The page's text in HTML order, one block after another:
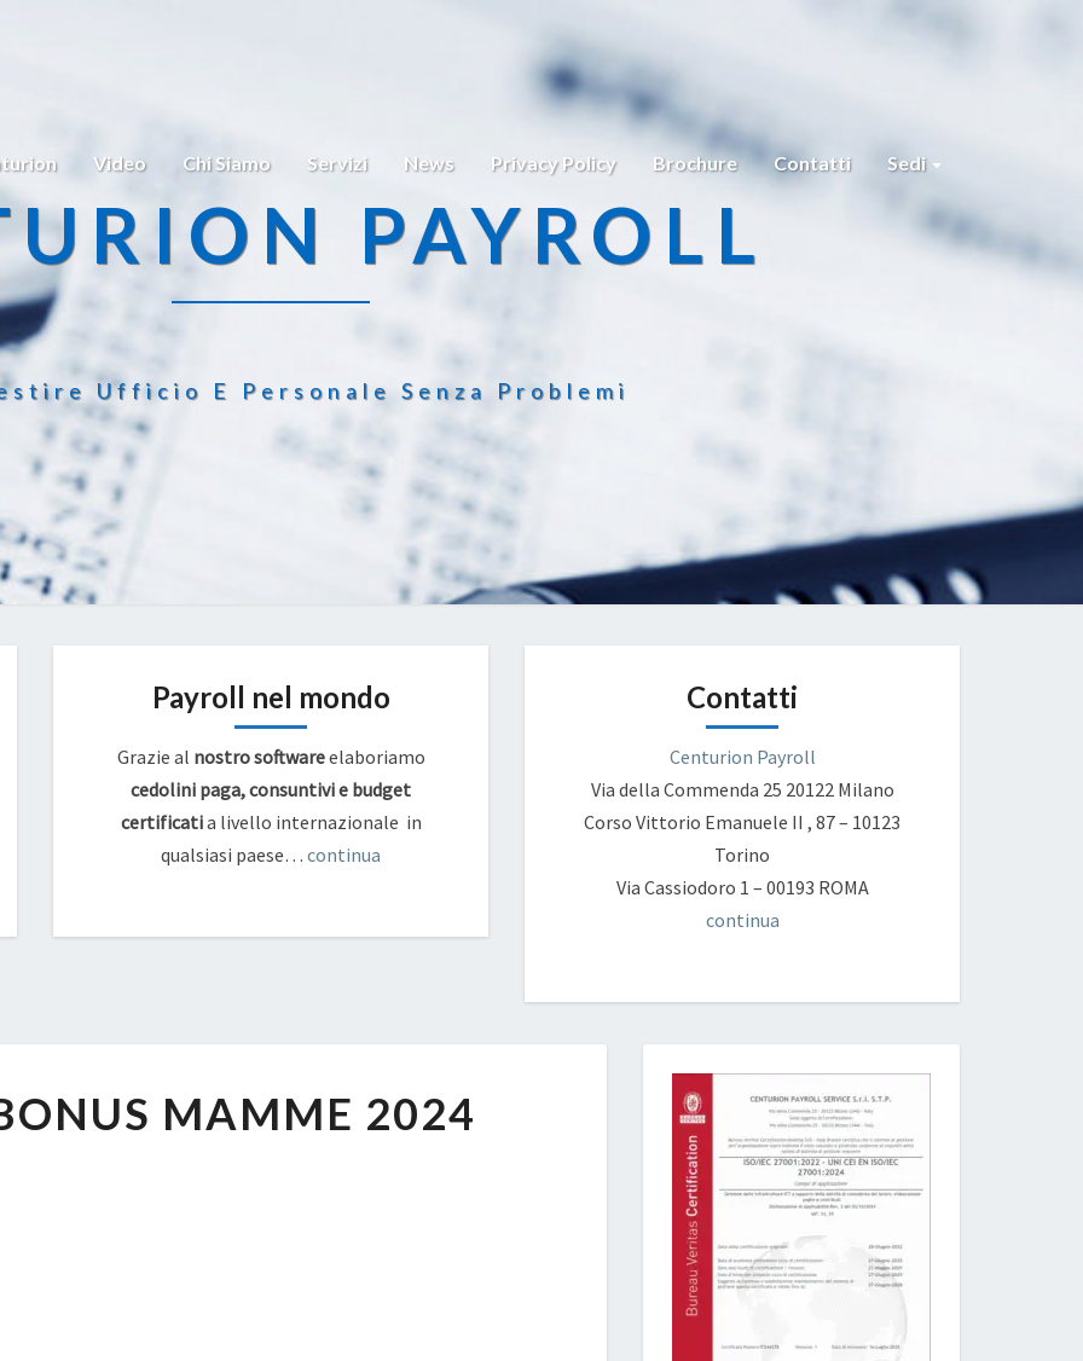
Video Chi Siamo Servizi News Privacy Policy Brochure Contatti Sedi
PAYROLL
Ufficio E Personale Senza Problemi
Payroll nel mondo
Grazie al nostro softwareelaboriamo
cedolini paga, consuntivi e budget
certificatia livello internazionale in
qualsiasi paese… continua
Contatti
Centurion Payroll
Via della Commenda 25 20122 Milano
Corso Vittorio Emanuele II , 87 – 10123
Torino
Via Cassiodoro 1 – 00193 ROMA
continua
BONUSMAMME 2024